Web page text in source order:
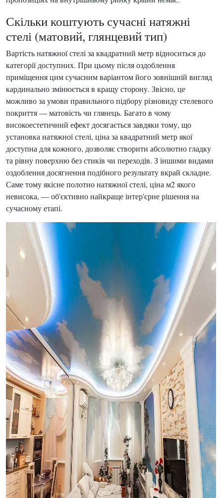
Скільки коштують сучасні натяжні
стелі (матовий, глянцевий тип)
Вартість натяжної стелі за квадратний метр відноситься до
категорії доступних. При цьому після оздоблення
приміщення цим сучасним варіантом його зовнішній вигляд
кардинально змінюється в кращу сторону. Звісно, це
можливо за умови правильного підбору різновиду стелевого
покриття — матовість чи глянець. Багато в чому
високоестетичний ефект досягається завдяки тому, що
установка натяжної стелі, ціна за квадратний метр якої
доступна для кожного, дозволяє створити абсолютно гладку
та рівну поверхню без стиків чи переходів. З іншими видами
оздоблення досягнення подібного результату вкрай складне.
Саме тому якісне полотно натяжної стелі, ціна м2 якого
невисока, — об'єктивно найкраще інтер'єрне рішення на
сучасному етапі.